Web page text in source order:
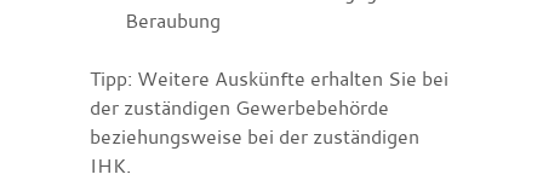
Beraubung
Tipp: Weitere Auskünfte erhalten Sie bei
der zuständigen Gewerbebehörde
beziehungsweise bei der zuständigen
IHK.